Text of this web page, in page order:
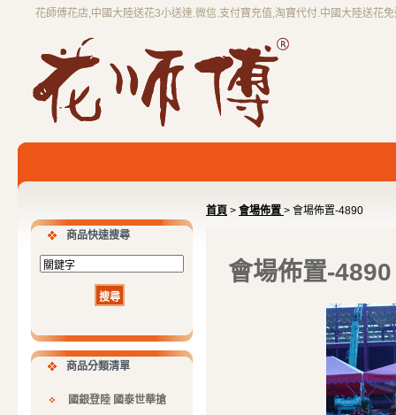
花師傅花店,中國大陸送花3小送達.微信.支付寶充值,淘寶代付.中國大陸送花
商品快速搜尋
商品分類清單
國銀登陸 國泰世華搶
首頁 > 會場佈置 > 會場佈置-4890
會場佈置-4890